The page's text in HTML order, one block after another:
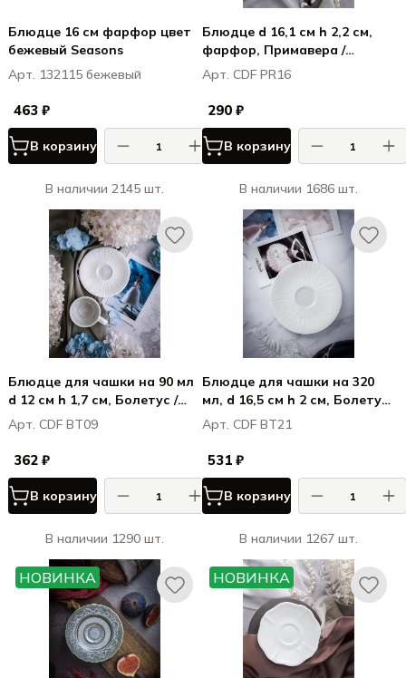
Блюдце 16 см фарфор цвет
бежевый Seasons
Арт. 132115 бежевый
463 ₽
В корзину
В наличии 2145 шт.
Блюдце d 16,1 см h 2,2 см,
фарфор, Примавера /
Primavera (для CDF PR14,
CDF PR15)
Арт. CDF PR16
290 ₽
В корзину
В наличии 1686 шт.
Блюдце для чашки на 90 мл
d 12 см h 1,7 см, Болетус /
Boletus
Арт. CDF BT09
362 ₽
В корзину
В наличии 1290 шт.
Блюдце для чашки на 320
мл, d 16,5 см h 2 см, Болетус
/ Boletus
Арт. CDF BT21
531 ₽
В корзину
В наличии 1267 шт.
НОВИНКА НОВИНКА